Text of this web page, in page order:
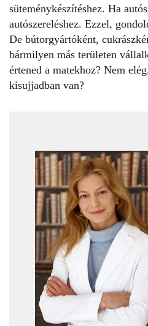
süteménykészítéshez. Ha
autószereléshez. Ezzel,
De bútorgyártóként,
bármilyen más területen
értened a matekhoz? Nem
kisujjadban van?